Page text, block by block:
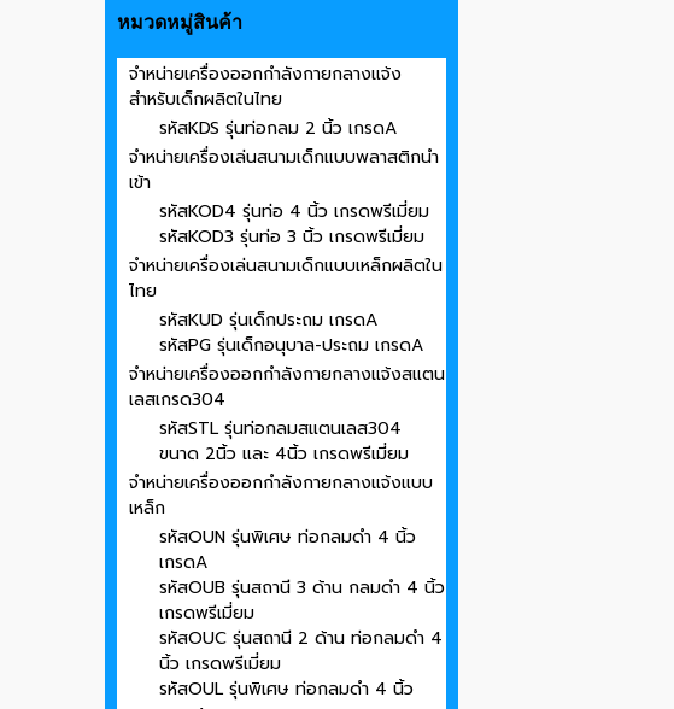
หมวดหมู่สินค้า
จำหน่ายเครื่องออกกำลังกายกลางแจ้ง
สำหรับเด็กผลิตในไทย
รหัสKDS รุ่นท่อกลม 2 นิ้ว เกรดA
จำหน่ายเครื่องเล่นสนามเด็กแบบพลาสติกนำ
เข้า
รหัสKOD4 รุ่นท่อ 4 นิ้ว เกรดพรีเมี่ยม
รหัสKOD3 รุ่นท่อ 3 นิ้ว เกรดพรีเมี่ยม
จำหน่ายเครื่องเล่นสนามเด็กแบบเหล็กผลิตใน
ไทย
รหัสKUD รุ่นเด็กประถม เกรดA
รหัสPG รุ่นเด็กอนุบาล-ประถม เกรดA
จำหน่ายเครื่องออกกำลังกายกลางแจ้งสแตน
เลสเกรด304
รหัสSTL รุ่นท่อกลมสแตนเลส304
ขนาด 2นิ้ว และ 4นิ้ว เกรดพรีเมี่ยม
จำหน่ายเครื่องออกกำลังกายกลางแจ้งแบบ
เหล็ก
รหัสOUN รุ่นพิเศษ ท่อกลมดำ 4 นิ้ว
เกรดA
รหัสOUB รุ่นสถานี 3 ด้าน กลมดำ 4 นิ้ว
เกรดพรีเมี่ยม
รหัสOUC รุ่นสถานี 2 ด้าน ท่อกลมดำ 4
นิ้ว เกรดพรีเมี่ยม
รหัสOUL รุ่นพิเศษ ท่อกลมดำ 4 นิ้ว